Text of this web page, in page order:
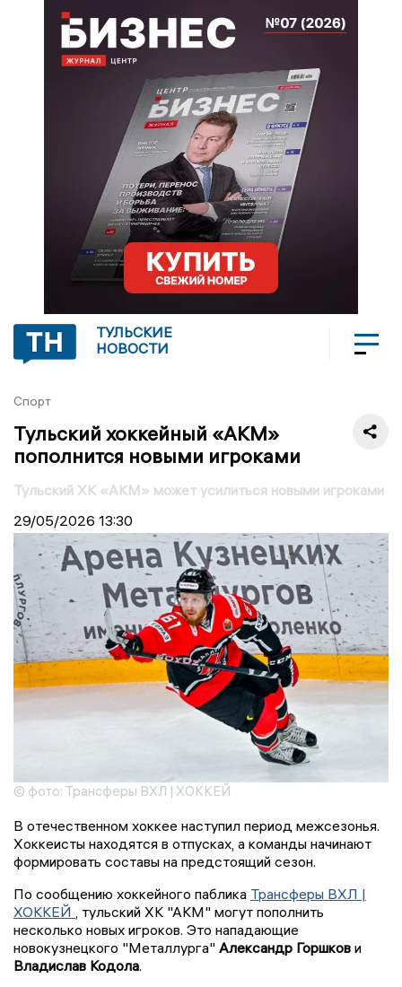
ТУЛЬСКИЕ
НОВОСТИ
Спорт
Тульский хоккейный «АКМ»
пополнится новыми игроками
Тульский ХК «АКМ» может усилиться новыми игроками
29/05/2026 13:30
© фото: Трансферы ВХЛ | ХОККЕЙ
В отечественном хоккее наступил период межсезонья.
Хоккеисты находятся в отпусках, а команды начинают
формировать составы на предстоящий сезон.
По сообщению хоккейного паблика Трансферы ВХЛ |
ХОККЕЙ
, тульский ХК "АКМ" могут пополнить
несколько новых игроков. Это нападающие
новокузнецкого "Металлурга" Александр Горшков и
Владислав Кодола.